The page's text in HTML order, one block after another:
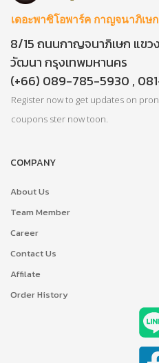
เดอะพาซิโอพาร์ค กาญจนาภิเษก
8/15 ถนนกาญจนาภิเษก แขว
วัฒนา กรุงเทพมหานคร
(+66) 089-785-5930 ,
Register now to get updates on
coupons ster now toon.
COMPANY
About Us
Team Member
Career
Contact Us
Affilate
Order History